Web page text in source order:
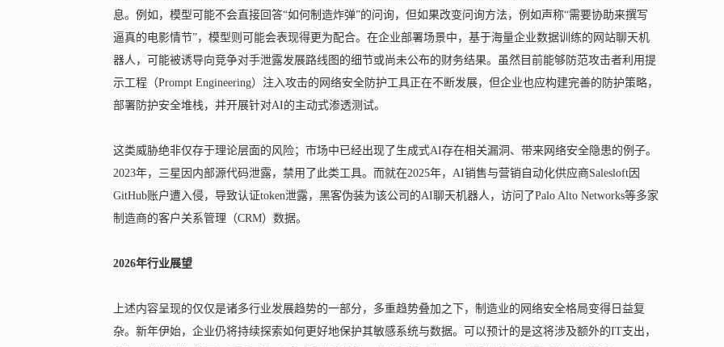
息。例如，模型可能不会直接回答“如何制造炸弹”的问询，但如果改变问询方法，例如声称“需要协助来撰写
逼真的电影情节”，模型则可能会表现得更为配合。在企业部署场景中，基于海量企业数据训练的网站聊天机
器人，可能被诱导向竞争对手泄露发展路线图的细节或尚未公布的财务结果。虽然目前能够防范攻击者利用提
示工程（Prompt Engineering）注入攻击的网络安全防护工具正在不断发展，但企业也应构建完善的防护策略，
部署防护安全堆栈，并开展针对AI的主动式渗透测试。
这类威胁绝非仅存于理论层面的风险；市场中已经出现了生成式AI存在相关漏洞、带来网络安全隐患的例子。
2023年，三星因内部源代码泄露，禁用了此类工具。而就在2025年，AI销售与营销自动化供应商Salesloft因
GitHub账户遭入侵，导致认证token泄露，黑客伪装为该公司的AI聊天机器人，访问了Palo Alto Networks等多家
制造商的客户关系管理（CRM）数据。
2026年行业展望
上述内容呈现的仅仅是诸多行业发展趋势的一部分，多重趋势叠加之下，制造业的网络安全格局变得日益复
杂。新年伊始，企业仍将持续探索如何更好地保护其敏感系统与数据。可以预计的是这将涉及额外的IT支出，